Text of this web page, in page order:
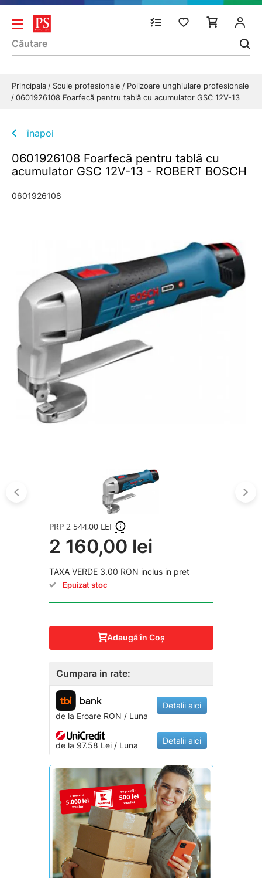
Principala Scule profesionale
Polizoare unghiulare profesionale
0601926108 Foarfecă pentru tablă cu acumulator GSC 12V-13
înapoi
0601926108 Foarfecă pentru tablă cu
acumulator GSC 12V-13 - ROBERT BOSCH
0601926108
PRP 2 544,00 LEI
2 160,00 lei
TAXA VERDE 3.00 RON inclus in pret
Epuizat stoc
Adaugă în Coş
Cumpara in rate:
de la EroareRON / Luna
Detalii aici
de la 97.58 Lei / Luna Detalii aici